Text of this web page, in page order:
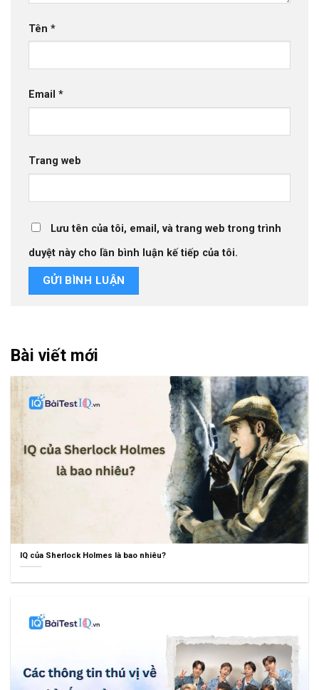
Tên *
Email *
Trang web
Lưu tên của tôi, email, và trang web trong trình
duyệt này cho lần bình luận kế tiếp của tôi.
Bài viết mới
IQ của Sherlock Holmes là bao nhiêu?